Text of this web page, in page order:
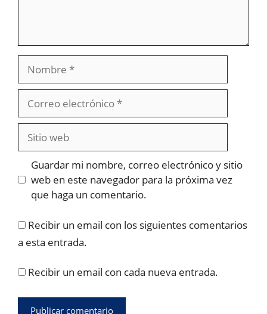
Nombre
electrónico
Sitio
web
Guardar mi nombre, correo electrónico y sitio
web en este navegador para la próxima vez
que haga un comentario.
Recibir un email con los siguientes comentarios
a esta entrada.
Recibir un email con cada nueva entrada.